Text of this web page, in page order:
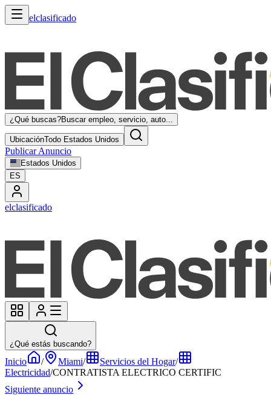
elclasificado
¿Qué buscas?Buscar empleo, servicio, auto...
UbicaciónTodo Estados Unidos
Publicar Anuncio
Estados Unidos
ES
elclasificado
¿Qué estás buscando?
Inicio / Miami/ Servicios del Hogar/
Electricidad/CONTRATISTA ELECTRICO CERTIFIC
Siguiente anuncio